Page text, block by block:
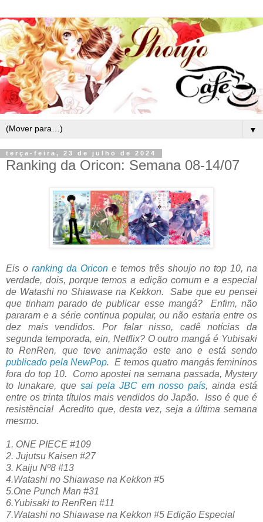
▼
terça-feira, 23 de julho de 2024
Ranking da Oricon: Semana 08-14/07
Eis o ranking da Oricon e temos três shoujo no top 10, na
verdade, dois, porque temos a edição comum e a especial
de Watashi no Shiawase na Kekkon. Sabe que eu pensei
que tinham parado de publicar esse mangá? Enfim, não
pararam e a série continua popular, ou não estaria entre os
dez mais vendidos. Por falar nisso, cadê notícias da
segunda temporada, ein, Netflix? O outro mangá é Yubisaki
to RenRen, que teve animação este ano e está sendo
publicado pela NewPop. E temos quatro mangás femininos
fora do top 10. Como apostei na semana passada, Mystery
to Iunakare, que sai pela JBC em nosso país, ainda está
entre os trinta títulos mais vendidos do Japão. Isso é que é
resistência! Acredito que, desta vez, seja a última semana
mesmo.
1. ONE PIECE #109
2. Jujutsu Kaisen #27
3. Kaiju Nº8 #13
4.Watashi no Shiawase na Kekkon #5
5.One Punch Man #31
6.Yubisaki to RenRen #11
7.Watashi no Shiawase na Kekkon #5 Edição Especial